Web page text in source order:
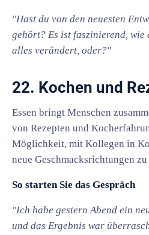
"Hast du von den neuesten
gehört? Es ist faszinierend,
alles verändert, oder?"
22. Kochen und
Essen bringt Menschen
von Rezepten und
Möglichkeit, mit Kollegen in
neue Geschmacksrichtungen
So starten Sie das Gespräch
"Ich habe gestern Abend ein
und das Ergebnis war